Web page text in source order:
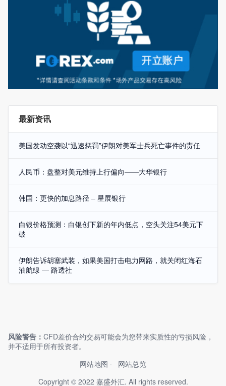
最新资讯
美国发动空袭以“迅速惩罚”伊朗对美军士兵死亡事件的责任
人民币：盘整对美元维持上行偏向——大华银行
韩国：更快的加息路径 – 星展银行
白银价格预测：白银创下新的年内低点，空头关注54美元下
破
伊朗告诉胡塞武装，如果美国打击电力网路，就关闭红海石
油航缐 — 路透社
风险警告： CFD差价合约交易可能会为您带来实质性的亏损风险，
并不适用于所有投资者。
网站地图
网站总览
Copyright © 2022 嘉盛外汇. All rights reserved.